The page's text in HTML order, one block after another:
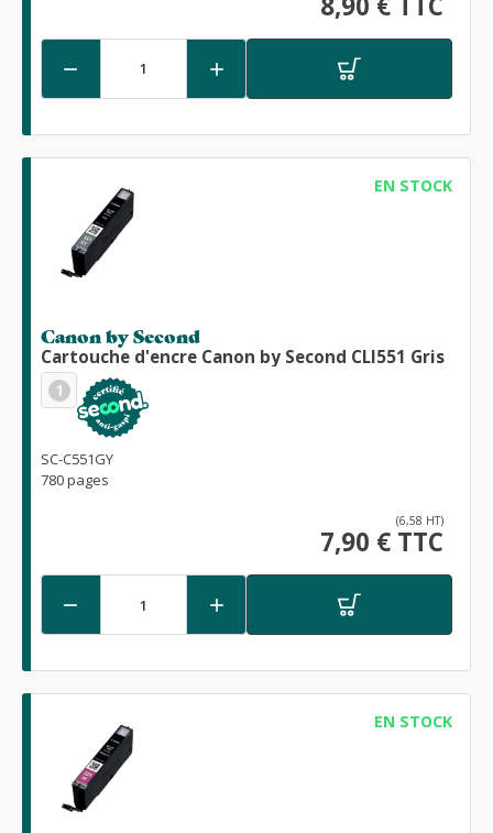
 
EN STOCK
Canon by Second
Cartouche d'encre Canon by Second CLI551 Gris
1
SC-C551GY
780 pages
(6,58 HT)
7,90 € TTC
 
EN STOCK